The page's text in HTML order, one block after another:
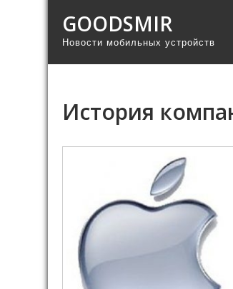
GOODSMIR
Новости мобильных устройств
История